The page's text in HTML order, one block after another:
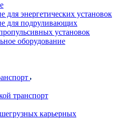
для энергетических установок
для подруливающих
установок
оборудование
транспорт
карьерных